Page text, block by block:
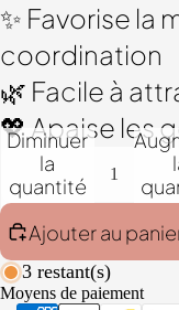
✨ Favorise la
coordination
🌿 Facile à
💖 Apaise les
Diminuer
la
quantité
Ajouter au
3 restant(s)
Moyens de paiement